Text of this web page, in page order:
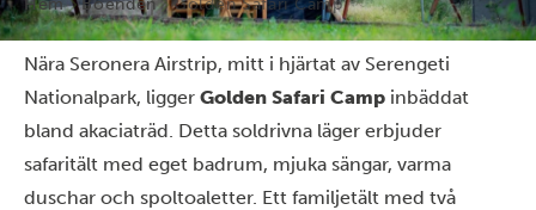
Hem Boenden Golden Safari Camp
Nära Seronera Airstrip, mitt i hjärtat av Serengeti
Nationalpark, ligger Golden Safari Camp inbäddat
bland akaciaträd. Detta soldrivna läger erbjuder
safaritält med eget badrum, mjuka sängar, varma
duschar och spoltoaletter. Ett familjetält med två